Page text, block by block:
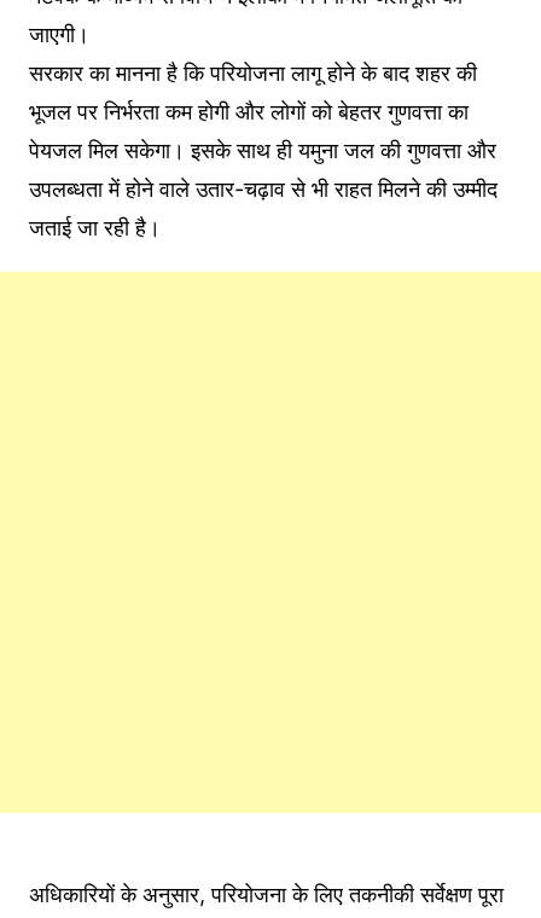
जाएगी।
सरकार का मानना है कि परियोजना लागू होने के बाद शहर की
भूजल पर निर्भरता कम होगी और लोगों को बेहतर गुणवत्ता का
पेयजल मिल सकेगा। इसके साथ ही यमुना जल की गुणवत्ता और
उपलब्धता में होने वाले उतार-चढ़ाव से भी राहत मिलने की उम्मीद
जताई जा रही है।
अधिकारियों के अनुसार, परियोजना के लिए तकनीकी सर्वेक्षण पूरा